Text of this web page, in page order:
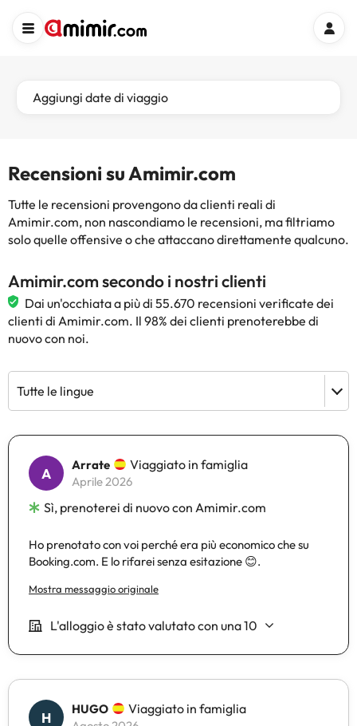
Aggiungi date di viaggio
Recensioni su Amimir.com
Tutte le recensioni provengono da clienti reali di
Amimir.com, non nascondiamo le recensioni, ma filtriamo
solo quelle offensive o che attaccano direttamente qualcuno.
Amimir.com secondo i nostri clienti
Dai un'occhiata a più di 55.670 recensioni verificate dei
clienti di Amimir.com. Il 98% dei clienti prenoterebbe di
nuovo con noi.